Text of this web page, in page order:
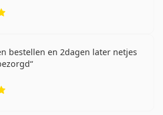
bestellen en 2dagen later netjes